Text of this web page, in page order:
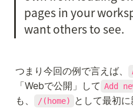
pages in your
want others to see.
つまり今回の例で言えば、
「Webで公開」して Add
も、
/(home) として最初